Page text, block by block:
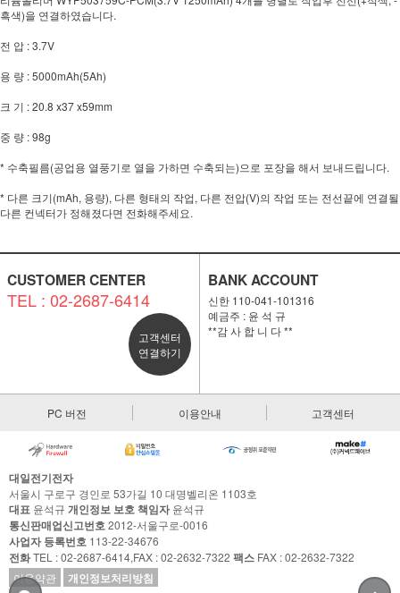
흑색)을 연결하였습니다.
전 압 : 3.7V
용 량 : 5000mAh(5Ah)
크 기 : 20.8 x37 x59mm
중 량 : 98g
* 수축필름(공업용 열풍기로 열을 가하면 수축되는)으로 포장을 해서 보내드립니다.
* 다른 크기(mAh, 용량), 다른 형태의 작업, 다른 전압(V)의 작업 또는 전선끝에 연결될
다른 컨넥터가 정해졌다면 전화해주세요.
CUSTOMER CENTER
TEL : 02-2687-6414
고객센터
연결하기
BANK ACCOUNT
신한 110-041-101316
예금주 : 윤 석 규
**감 사 합 니 다 **
PC 버전 이용안내 고객센터
대일전기전자
서울시 구로구 경인로 53가길 10 대명벨리온 1103호
대표 윤석규 개인정보 보호 책임자윤석규
통신판매업신고번호2012-서울구로-0016
사업자 등록번호 113-22-34676
전화TEL : 02-2687-6414,FAX : 02-2632-7322 팩스 FAX : 02-2632-7322
이용약관
개인정보처리방침